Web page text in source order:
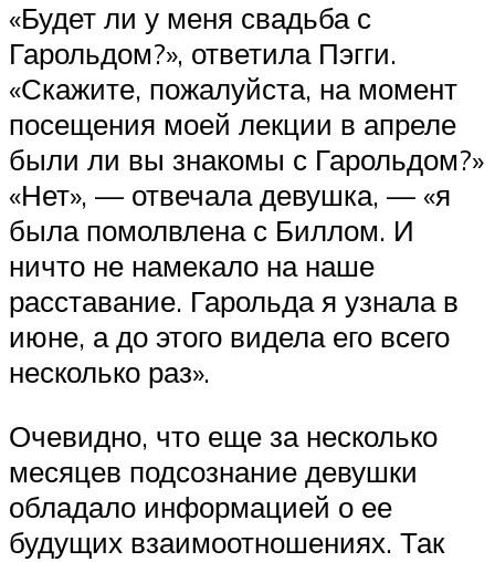
«Будет ли у меня свадьба с
Гарольдом?», ответила Пэгги.
«Скажите, пожалуйста, на момент
посещения моей лекции в апреле
были ли вы знакомы с Гарольдом?»
«Нет», — отвечала девушка, — «я
была помолвлена с Биллом. И
ничто не намекало на наше
расставание. Гарольда я узнала в
июне, а до этого видела его всего
несколько раз».
Очевидно, что еще за несколько
месяцев подсознание девушки
обладало информацией о ее
будущих взаимоотношениях. Так